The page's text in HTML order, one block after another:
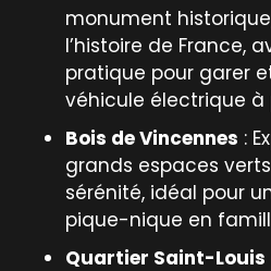
monument
l’histoire de France,
pratique pour garer
véhicule électrique à
Bois de Vincennes :
grands espaces
sérénité, idéal pour
pique-nique en
Quartier Saint-Louis